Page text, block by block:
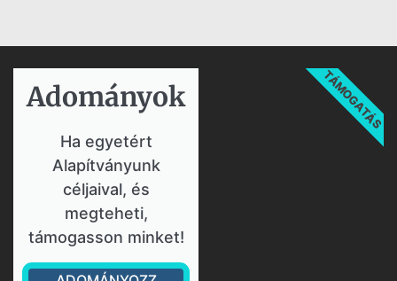
Adományok​
Ha egyetért
Alapítványunk
céljaival, és
megteheti,
támogasson minket!
TÁMOGATÁS